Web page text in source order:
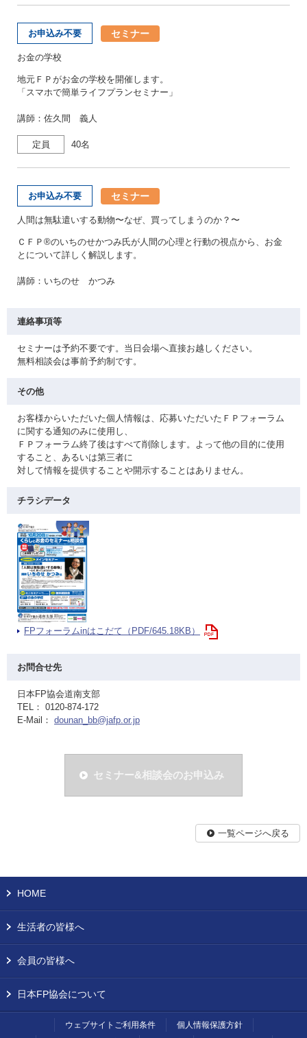
お申込み不要 セミナー
お金の学校
地元ＦＰがお金の学校を開催します。
「スマホで簡単ライフプランセミナー」
講師：佐久間 義人
定員 40名
お申込み不要 セミナー
人間は無駄遣いする動物〜なぜ、買ってしまうのか？〜
ＣＦＰ®のいちのせかつみ氏が人間の心理と行動の視点から、お金
とについて詳しく解説します。
講師：いちのせ かつみ
連絡事項等
セミナーは予約不要です。当日会場へ直接お越しください。
無料相談会は事前予約制です。
その他
お客様からいただいた個人情報は、応募いただいたＦＰフォーラム
に関する通知のみに使用し、
ＦＰフォーラム終了後はすべて削除します。よって他の目的に使用
すること、あるいは第三者に
対して情報を提供することや開示することはありません。
チラシデータ
FPフォーラムinはこだて（PDF/645.18KB）
お問合せ先
日本FP協会道南支部
TEL： 0120-874-172
E-Mail： dounan_bb@jafp.or.jp
セミナー&相談会のお申込み
一覧ページへ戻る
HOME
生活者の皆様へ
会員の皆様へ
日本FP協会について
ウェブサイトご利用条件
個人情報保護方針